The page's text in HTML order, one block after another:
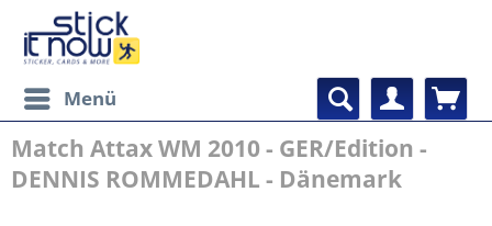
Menü
Match Attax WM 2010 - GER/Edition -
DENNIS ROMMEDAHL - Dänemark